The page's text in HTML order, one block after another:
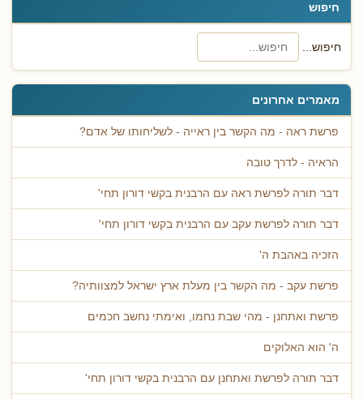
חיפוש
חיפוש...
מאמרים אחרונים
פרשת ראה - מה הקשר בין ראייה - לשליחותו של אדם?
הראיה - לדרך טובה
דבר תורה לפרשת ראה עם הרבנית בקשי דורון תחי'
דבר תורה לפרשת עקב עם הרבנית בקשי דורון תחי'
הזכיה באהבת ה'
פרשת עקב - מה הקשר בין מעלת ארץ ישראל למצוותיה?
פרשת ואתחנן - מהי שבת נחמו, ואימתי נחשב חכמים
ה' הוא האלוקים
דבר תורה לפרשת ואתחנן עם הרבנית בקשי דורון תחי'